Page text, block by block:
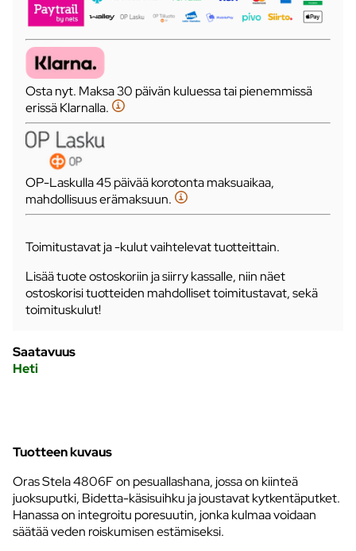
Osta nyt. Maksa 30 päivän kuluessa tai pienemmissä
erissä Klarnalla.
OP-Laskulla 45 päivää korotonta maksuaikaa,
mahdollisuus erämaksuun.
Toimitustavat ja -kulut vaihtelevat tuotteittain.
Lisää tuote ostoskoriin ja siirry kassalle, niin näet
ostoskorisi tuotteiden mahdolliset toimitustavat, sekä
toimituskulut!
Saatavuus
Heti
Tuotteen kuvaus
Oras Stela 4806F on pesuallashana, jossa on kiinteä
juoksuputki, Bidetta-käsisuihku ja joustavat kytkentäputket.
Hanassa on integroitu poresuutin, jonka kulmaa voidaan
säätää veden roiskumisen estämiseksi.